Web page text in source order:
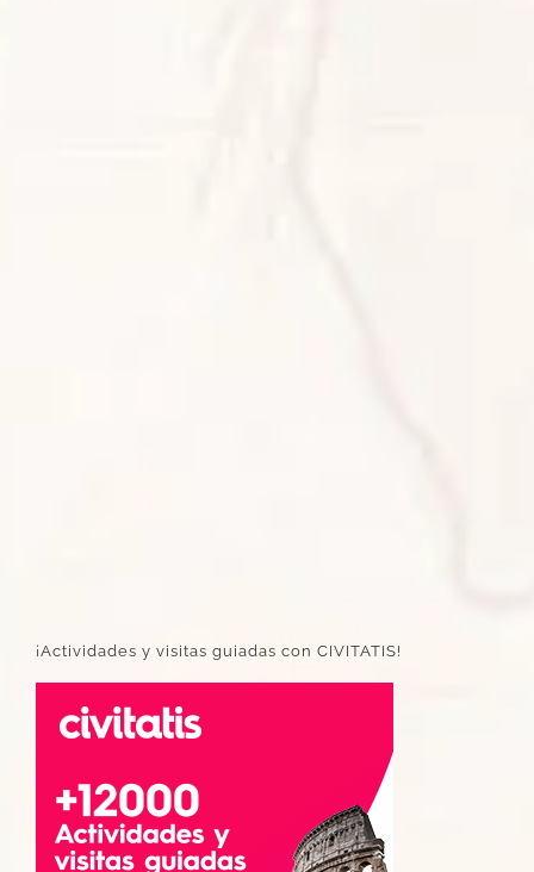
¡Actividades y visitas guiadas con CIVITATIS!